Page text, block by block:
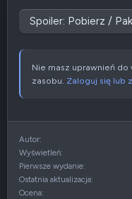
e
Spoiler: Pobierz /
Nie masz uprawnień
zasobu. Zaloguj się lub
Autor
Wyświetleń
Pierwsze wydanie
Ostatnia aktualizacja
Ocena